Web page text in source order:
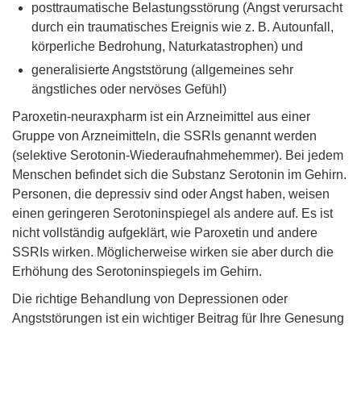
posttraumatische Belastungsstörung (Angst verursacht
durch ein traumatisches Ereignis wie z. B. Autounfall,
körperliche Bedrohung, Naturkatastrophen) und
generalisierte Angststörung (allgemeines sehr
ängstliches oder nervöses Gefühl)
Paroxetin-neuraxpharm ist ein Arzneimittel aus einer
Gruppe von Arzneimitteln, die SSRIs genannt werden
(selektive Serotonin-Wiederaufnahmehemmer). Bei jedem
Menschen befindet sich die Substanz Serotonin im Gehirn.
Personen, die depressiv sind oder Angst haben, weisen
einen geringeren Serotoninspiegel als andere auf. Es ist
nicht vollständig aufgeklärt, wie Paroxetin und andere
SSRIs wirken. Möglicherweise wirken sie aber durch die
Erhöhung des Serotoninspiegels im Gehirn.
Die richtige Behandlung von Depressionen oder
Angststörungen ist ein wichtiger Beitrag für Ihre Genesung